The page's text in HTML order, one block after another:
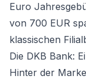
Euro
von 700 EUR
klassischen
Die DKB Bank:
Hinter der